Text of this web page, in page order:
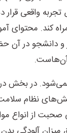
تجربه واقعی
کند. محتوای
دانشجو در آن
آن‌هاست.
در بخش
نظام
از انواع